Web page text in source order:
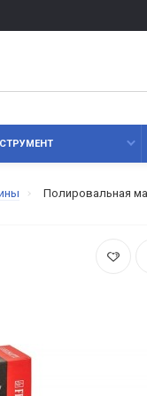
Полировальная